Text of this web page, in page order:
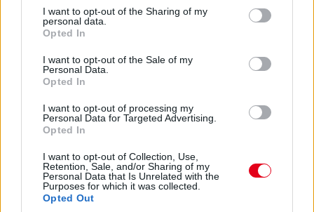
not limited to your visit or usage behaviour. You may click to
grant or deny consent to Google and its third-party tags to
use your data for below specified purposes in below Google
consent section.
I want to opt-out of the Sharing of my
personal data.
Opted In
I want to opt-out of the Sale of my
Personal Data.
Opted In
I want to opt-out of processing my
Personal Data for Targeted Advertising.
Opted In
I want to opt-out of Collection, Use,
Retention, Sale, and/or Sharing of my
Personal Data that Is Unrelated with the
Purposes for which it was collected.
Opted Out
jelentik a kivételt). A Red Bullnál is működött például a
Miamiban és a Spielbergben bevetett csomag, ám Laurent
Mekies csapatfőnök szerint az évad hátralévő részében már
költségeket meg kell osztani a 2027-es autó munkálatai között
ponton döntést kell hoznunk, hogyan egyensúlyozunk az idei és
a jövő év között. Arra számítok, hogy ez hamarabb meg fog
dönteni fogunk” – idézi Mekiest a Crash.net. „Ami minket illet,
rengeteg fejlesztést hoztunk mostanáig, hogy próbáljuk
korrigálni azt a hatalmas hátrányt, amivel eleinte rendelkeztünk.
Valószínűleg nehéz elképzelni, hogy ebben a ritmusban fogjuk